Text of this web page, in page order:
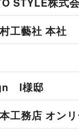
工藝社 本社
I様邸
工務店 オン